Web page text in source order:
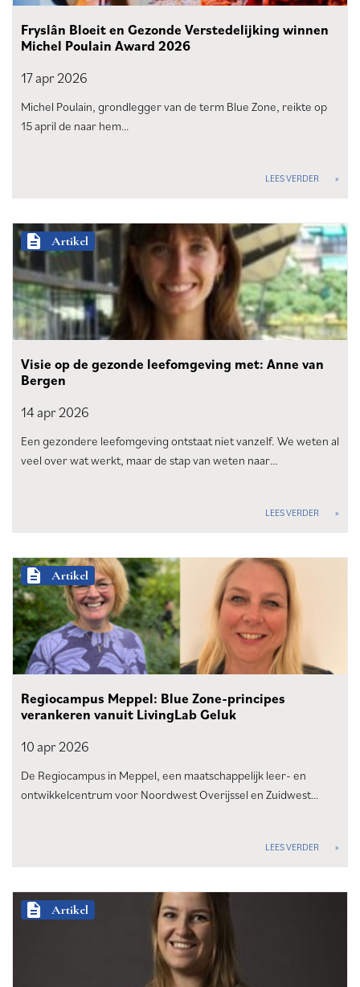
Fryslân Bloeit en Gezonde Verstedelijking winnen
Michel Poulain Award 2026
17 apr2026
Michel Poulain, grondlegger van de term Blue Zone, reikte op
15 april de naar hem…
LEES VERDER
description Artikel
Visie op de gezonde leefomgeving met: Anne van
Bergen
14 apr2026
Een gezondere leefomgeving ontstaat niet vanzelf. We weten al
veel over wat werkt, maar de stap van weten naar…
LEES VERDER
description Artikel
Regiocampus Meppel: Blue Zone-principes
verankeren vanuit LivingLab Geluk
10 apr2026
De Regiocampus in Meppel, een maatschappelijk leer- en
ontwikkelcentrum voor Noordwest Overijssel en Zuidwest…
LEES VERDER
description Artikel